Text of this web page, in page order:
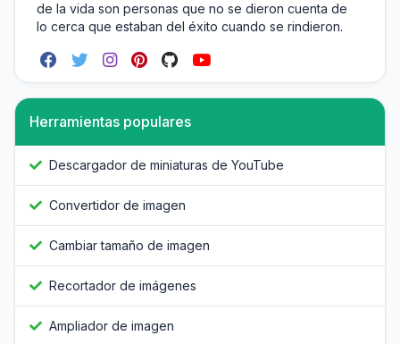
de la vida son personas que no se dieron cuenta de
lo cerca que estaban del éxito cuando se rindieron.
Herramientas populares
Descargador de miniaturas de YouTube
Convertidor de imagen
Cambiar tamaño de imagen
Recortador de imágenes
Ampliador de imagen